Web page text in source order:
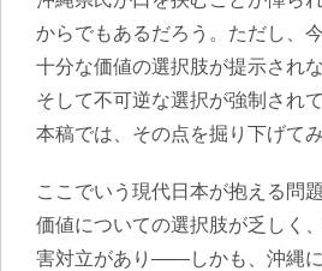
からでもあるだろう。ただし、
十分な価値の選択肢が提示され
そして不可逆な選択が強制され
本稿では、その点を掘り下げてみ
ここでいう現代日本が抱える問
価値についての選択肢が乏しく
害対立があり——しかも、沖縄